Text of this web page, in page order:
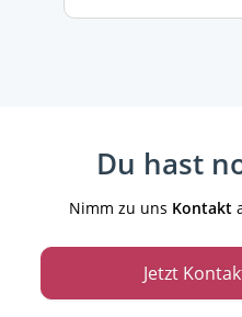
Du hast
Nimm zu uns Kontakt
Jetzt